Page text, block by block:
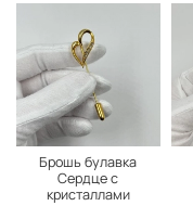
Брошь булавка
Сердце с
кристаллами